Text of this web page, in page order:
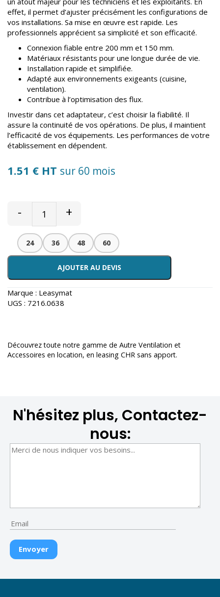
effet, il permet d’ajuster précisément les configurations de
vos installations. Sa mise en œuvre est rapide. Les
professionnels apprécient sa simplicité et son efficacité.
Connexion fiable entre 200 mm et 150 mm.
Matériaux résistants pour une longue durée de vie.
Installation rapide et simplifiée.
Adapté aux environnements exigeants (cuisine,
ventilation).
Contribue à l’optimisation des flux.
Investir dans cet adaptateur, c’est choisir la fiabilité. Il
assure la continuité de vos opérations. De plus, il maintient
l’efficacité de vos équipements. Les performances de votre
établissement en dépendent.
1.51 € HT sur 60 mois
- +
24 36 48 60
AJOUTER AU DEVIS
Marque : Leasymat
UGS : 7216.0638
Découvrez toute notre gamme de Autre Ventilation et
Accessoires en location, en leasing CHR sans apport.
N'hésitez plus, Contactez-
nous: